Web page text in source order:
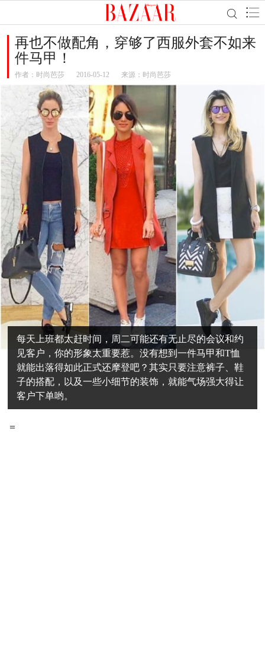
再也不做配角，穿够了西服外套不如来
件马甲！
作者： 时尚芭莎 2016-05-12 来源：时尚芭莎
每天上班都太赶时间，周二可能还有无止尽的会议和约
见客户，你的形象太重要惹。没有想到一件马甲和T恤
就能出落得如此正式还摩登吧？其实只要注意裤子、鞋
子的搭配，以及一些小细节的装饰，就能气场强大得让
客户下单哟。
＝